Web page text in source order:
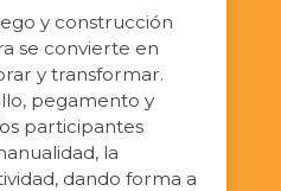
y construcción
se convierte en
y transformar.
pegamento y
participantes
la
dando forma a